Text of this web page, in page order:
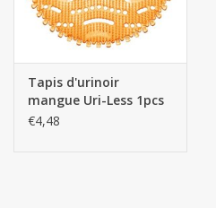
Tapis d'urinoir
mangue Uri-Less 1pcs
€4,48